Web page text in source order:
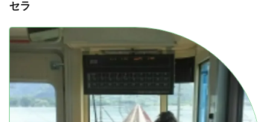
セラ